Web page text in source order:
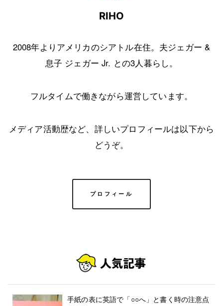
RIHO
2008年よりアメリカのシアトル在住。夫ジェガー &
息子 ジェガー Jr. との3人暮らし。
フルタイムで働きながら運営しています。
メディア活動歴など、詳しいプロフィールは以下から
どうぞ。
プロフィール
手紙の表に英語で「○○へ」と書く時の注意点